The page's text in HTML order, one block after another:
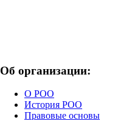
Об организации:
О РОО
История РОО
Правовые основы